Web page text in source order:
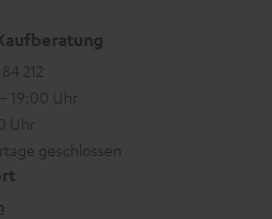
212
19:00 Uhr
Uhr
geschlossen